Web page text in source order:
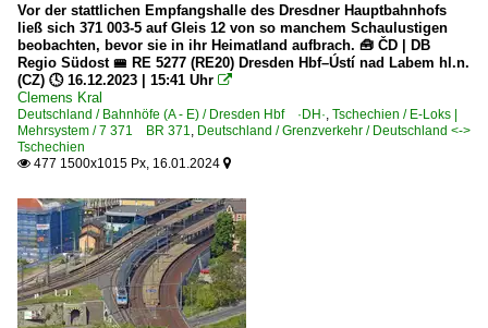
Vor der stattlichen Empfangshalle des Dresdner Hauptbahnhofs
ließ sich 371 003-5 auf Gleis 12 von so manchem Schaulustigen
beobachten, bevor sie in ihr Heimatland aufbrach. 🧰 ČD | DB
Regio Südost 🚝 RE 5277 (RE20) Dresden Hbf–Ústí nad Labem hl.n.
(CZ) 🕓 16.12.2023 | 15:41 Uhr 
Clemens Kral
Deutschland / Bahnhöfe (A - E) / Dresden Hbf ·DH·, Tschechien / E-Loks |
Mehrsystem / 7 371 BR 371, Deutschland / Grenzverkehr / Deutschland <->
Tschechien
 477 1500x1015 Px, 16.01.2024 